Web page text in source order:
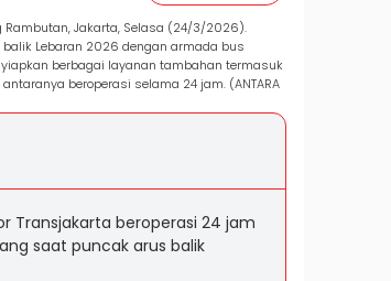
Jakarta, Selasa (24/3/2026).
Lebaran 2026 dengan armada bus
berbagai layanan tambahan termasuk
beroperasi selama 24 jam. (ANTARA
Transjakarta beroperasi 24 jam
saat puncak arus balik